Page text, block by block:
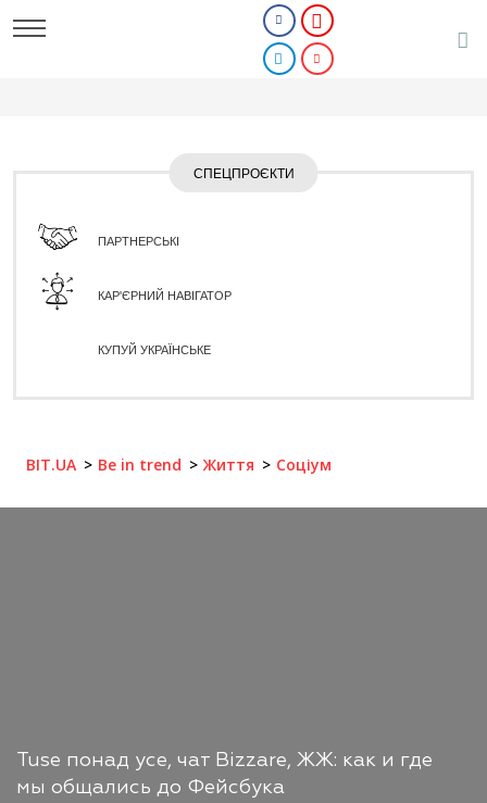
СПЕЦПРОЄКТИ
ПАРТНЕРСЬКІ
КАР'ЄРНИЙ НАВІГАТОР
КУПУЙ УКРАЇНСЬКЕ
BIT.UA Be in trend Життя Соціум
Tuse понад усе, чат Bizzare, ЖЖ: как и где
мы общались до Фейсбука